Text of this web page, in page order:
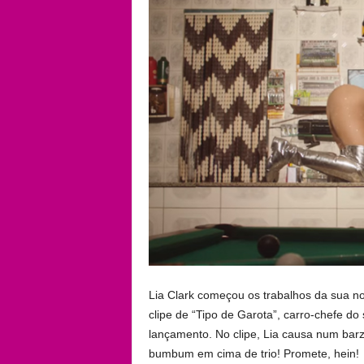
Lia Clark começou os trabalhos da sua
clipe de “Tipo de Garota”, carro-chefe
lançamento. No clipe, Lia causa num
bumbum em cima de trio! Promete, hein!